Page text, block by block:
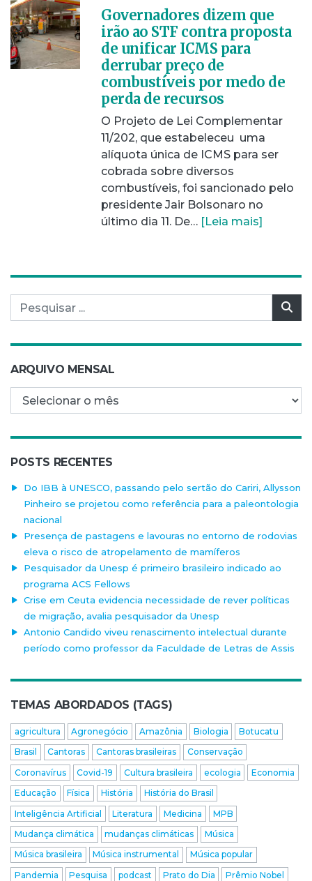
Governadores dizem que
irão ao STF contra proposta
de unificar ICMS para
derrubar preço de
combustíveis por medo de
perda de recursos
O Projeto de Lei Complementar
11/202, que estabeleceu uma
alíquota única de ICMS para ser
cobrada sobre diversos
combustíveis, foi sancionado pelo
presidente Jair Bolsonaro no
último dia 11. De… [Leia mais]
Pesquisar por:
ARQUIVO MENSAL
Arquivo mensal
POSTS RECENTES
Do IBB à UNESCO, passando pelo sertão do Cariri, Allysson
Pinheiro se projetou como referência para a paleontologia
nacional
Presença de pastagens e lavouras no entorno de rodovias
eleva o risco de atropelamento de mamíferos
Pesquisador da Unesp é primeiro brasileiro indicado ao
programa ACS Fellows
Crise em Ceuta evidencia necessidade de rever políticas
de migração, avalia pesquisador da Unesp
Antonio Candido viveu renascimento intelectual durante
período como professor da Faculdade de Letras de Assis
TEMAS ABORDADOS (TAGS)
agricultura Agronegócio Amazônia Biologia
Botucatu
Brasil
Cantoras Cantoras brasileiras
Conservação
Coronavírus
Covid-19 Cultura brasileira ecologia
Economia
Educação
Física História
História do Brasil
Inteligência Artificial
Literatura Medicina
MPB
Mudança climática
mudanças climáticas
Música
Música brasileira
Música instrumental
Música popular
Pandemia
Pesquisa podcast Prato do Dia
Prêmio Nobel